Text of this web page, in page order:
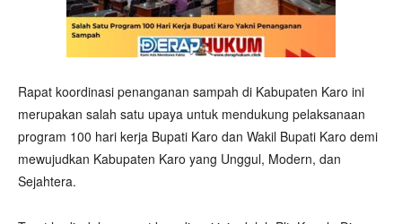
Rapat koordinasi penanganan sampah di Kabupaten Karo ini
merupakan salah satu upaya untuk mendukung pelaksanaan
program 100 hari kerja Bupati Karo dan Wakil Bupati Karo demi
mewujudkan Kabupaten Karo yang Unggul, Modern, dan
Sejahtera.